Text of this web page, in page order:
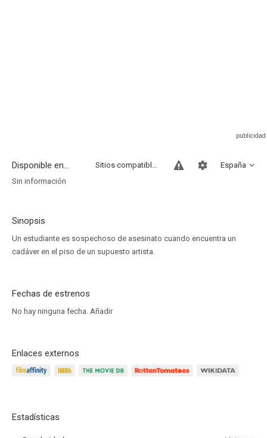
Disponible en... España
Sitios compatibles
Sin información
Sinopsis
Un estudiante es sospechoso de asesinato cuando encuentra un
cadáver en el piso de un supuesto artista.
Fechas de estrenos
No hay ninguna fecha. Añadir
Enlaces externos
Estadísticas